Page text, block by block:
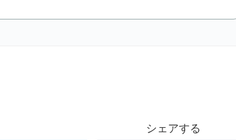
シェアする